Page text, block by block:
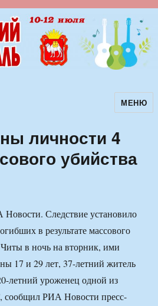
авторскойМЕНЮ
личности 4
убийства
Следствие установило
в результате массового
в ночь на вторник, ими
17 и 29 лет, 37-летний житель
летний уроженец одной из
сообщил РИА Новости пресс-